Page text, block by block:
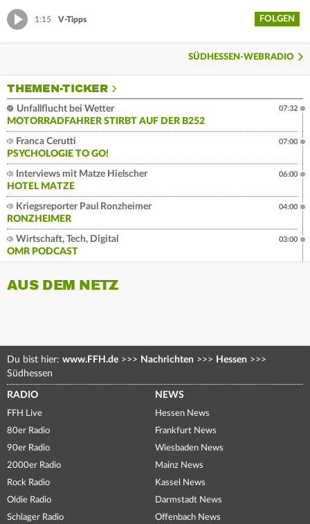
1:15 V-Tipps FOLGEN
SÜDHESSEN-WEBRADIO
THEMEN-TICKER
Unfallflucht bei Wetter
MOTORRADFAHRER STIRBT AUF DER B252
07:32
Franca Cerutti
PSYCHOLOGIE TO GO!
07:00
Interviews mit Matze Hielscher
HOTEL MATZE
06:00
Kriegsreporter Paul Ronzheimer
RONZHEIMER
04:00
Wirtschaft, Tech, Digital
OMR PODCAST
03:00
AUS DEM NETZ
Du bist hier: www.FFH.de >>> Nachrichten >>> Hessen >>>
Südhessen
RADIO
FFH Live
80er Radio
90er Radio
2000er Radio
Rock Radio
Oldie Radio
Schlager Radio
NEWS
Hessen News
Frankfurt News
Wiesbaden News
Mainz News
Kassel News
Darmstadt News
Offenbach News